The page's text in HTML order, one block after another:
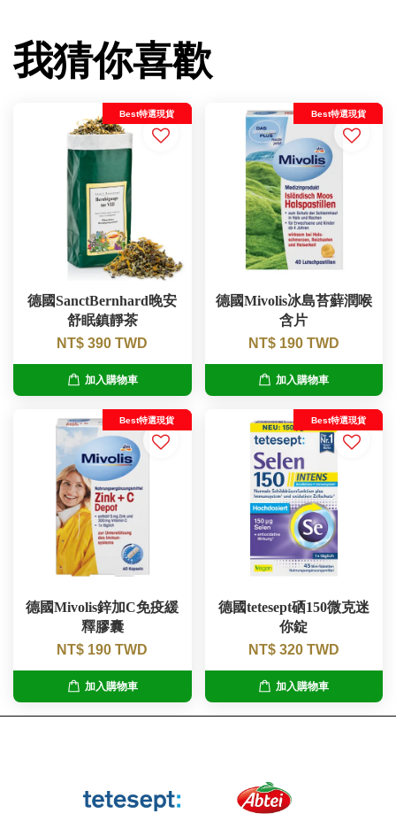
我猜你喜歡
Best特選現貨
德國SanctBernhard晚安
舒眠鎮靜茶
NT$ 390 TWD
加入購物車
Best特選現貨
德國Mivolis冰島苔蘚潤喉
含片
NT$ 190 TWD
加入購物車
Best特選現貨
德國Mivolis鋅加C免疫緩
釋膠囊
NT$ 190 TWD
加入購物車
Best特選現貨
德國tetesept硒150微克迷
你錠
NT$ 320 TWD
加入購物車